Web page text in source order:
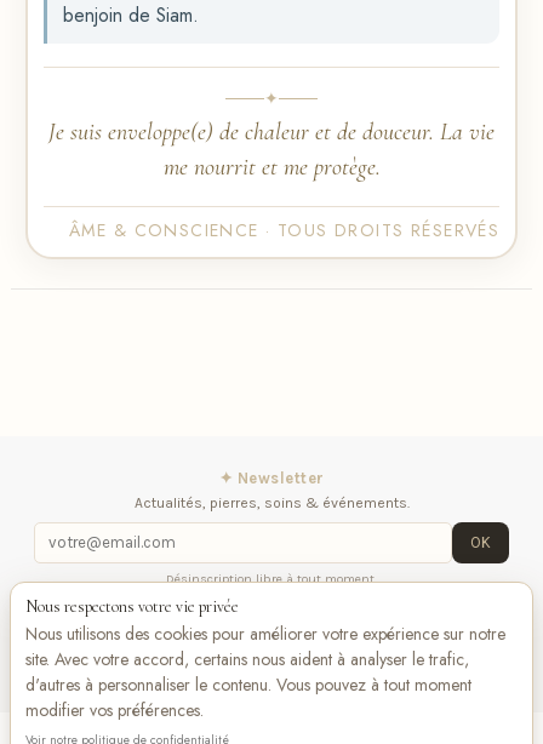
benjoin de Siam.
✦
Je suis enveloppe(e) de chaleur et de douceur. La vie
me nourrit et me protège.
ÂME & CONSCIENCE · TOUS DROITS RÉSERVÉS
✦ Newsletter
Actualités, pierres, soins & événements.
OK
Désinscription libre à tout moment.
Mentions légales
nous
Nous respectons votre vie privée
Nous utilisons des cookies pour améliorer votre expérience sur notre
site. Avec votre accord, certains nous aident à analyser le trafic,
d'autres à personnaliser le contenu. Vous pouvez à tout moment
modifier vos préférences.
Voir notre politique de confidentialité